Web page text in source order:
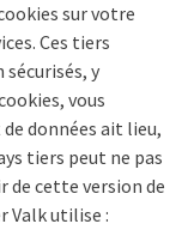
sur votre
Ces tiers
y
vous
données ait lieu,
tiers peut ne pas
de cette version de
Valk utilise :